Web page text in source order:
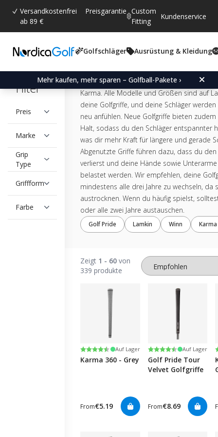
Versandkostenfrei
ab 89 €
Preisgarantie Custom
Fitting
Kundenservice
Golfschläger Ausrüstung & Kleidung
Mehr kaufen, mehr sparen – Golfball-Pakete ›
Filter
Preis
Marke
Grip
Type
Griffform
Farbe
GOLFGRIFFE
Wir bieten eine große Auswahl an
Herstellern wie Golf Pride, Lamkin, Winn,
Karma. Alle Modelle und Größen sind auf
deine Golfgriffe, und deine Schläger
neu anfühlen. Neue Golfgriffe bieten
Halt, sodass du den Schläger entspannter
was dir mehr Kraft für längere und gerade
Abgenutzte Griffe führen dazu, dass du
verlierst und deine Hände sowie
belastet werden. Wir empfehlen, deine
mindestens alle drei Jahre zu wechseln, da
austrocknen. Wenn du häufig spielst,
oder alle zwei Jahre austauschen.
Golf Pride Lamkin Winn Karma
Zeigt 1 - 60 von
339 produkte
Bewertung:
4.2 von 5 Sternen
Auf Lager
Karma 360 - Grey
From€5.19
Bewertung:
4.7 von 5 Sternen
Auf Lager
Golf Pride Tour
Velvet Golfgriffe
From€8.69